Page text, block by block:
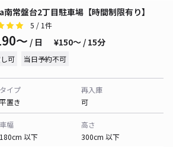
常盤台2丁目駐車場【時間制限有り】
5 / 1件
〜 / 日 ¥150〜 / 15分
可 当日予約不可
タイプ
平置き
再入庫
可
車幅
180cm 以下
高さ
300cm 以下